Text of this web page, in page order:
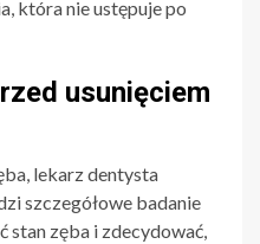
która nie ustępuje po
usunięciem
lekarz dentysta
szczegółowe badanie
stan zęba i zdecydować,